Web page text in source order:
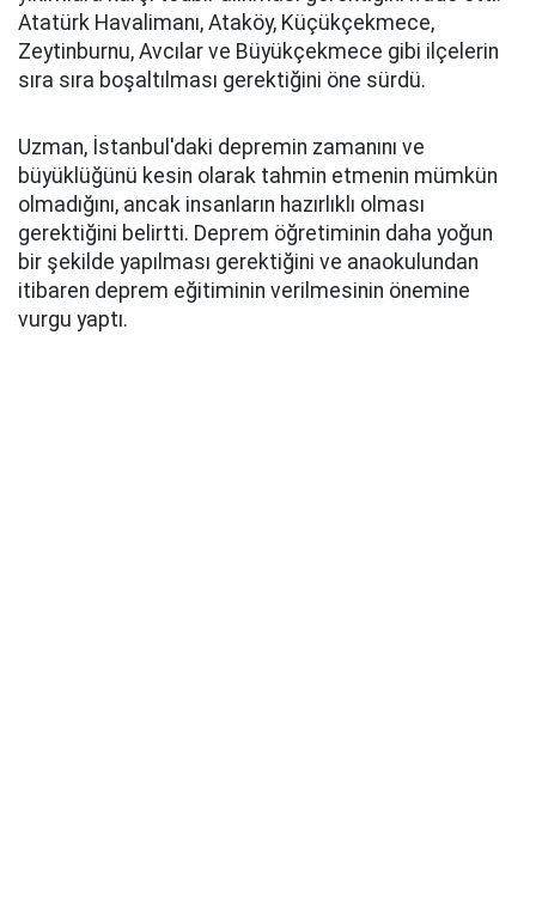
Atatürk Havalimanı, Ataköy, Küçükçekmece,
Zeytinburnu, Avcılar ve Büyükçekmece gibi ilçelerin
sıra sıra boşaltılması gerektiğini öne sürdü.
Uzman, İstanbul'daki depremin zamanını ve
büyüklüğünü kesin olarak tahmin etmenin mümkün
olmadığını, ancak insanların hazırlıklı olması
gerektiğini belirtti. Deprem öğretiminin daha yoğun
bir şekilde yapılması gerektiğini ve anaokulundan
itibaren deprem eğitiminin verilmesinin önemine
vurgu yaptı.